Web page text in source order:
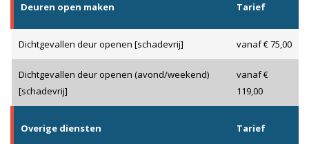
Deuren open maken Tarief
Dichtgevallen deur openen [schadevrij] vanaf € 75,00
Dichtgevallen deur openen (avond/weekend)
[schadevrij]
vanaf €
119,00
Overige diensten Tarief